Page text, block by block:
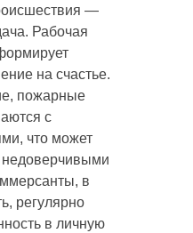
—
Рабочая
на счастье.
пожарные
с
что может
недоверчивыми
в
регулярно
в личную